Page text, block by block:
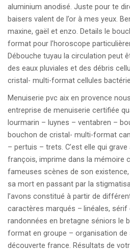
aluminium anodisé. Juste pour te
baisers valent de l’or à mes yeux.
maxine, gaël et enzo. Details le
format pour l’horoscope
Débouche tuyau la circulation peut
des eaux pluviales et des débris
cristal- multi-format cellules
Menuiserie pvc aix en provence
entreprise de menuiserie certifiée
lourmarin – luynes – ventabren –
bouchon de cristal- multi-format
– pertuis – trets. C’est elle qui
françois, imprime dans la mémoire
fameuses scènes de son
sa mort en passant par la
l’avons constitué à partir de
caractères marqués – linéales, sérif
randonnées en bretagne séniors le
format en groupe – organisation
découverte france. Résultats de